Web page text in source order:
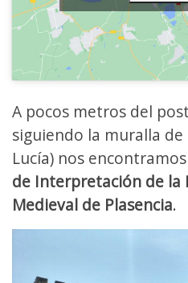
A pocos metros del
siguiendo la muralla de
Lucía) nos
de Interpretación de la
Medieval de Plasencia.